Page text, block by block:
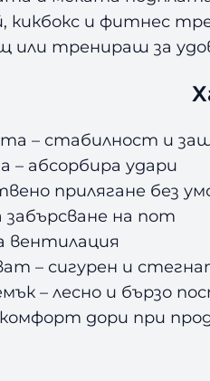
кикбокс и фитнес
или тренираш за
– стабилност и
– абсорбира удари
прилягане без
забърсване на пот
вентилация
– сигурен и
– лесно и бързо
дори при